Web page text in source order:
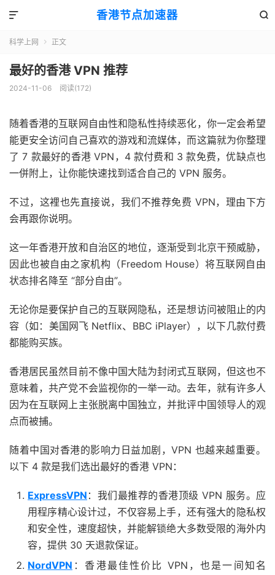
香港节点加速器 

科学上网  正文
最好的香港 VPN 推荐
2024-11-06 阅读(172)
随着香港的互联网自由性和隐私性持续恶化，你一定会希望
能更安全访问自己喜欢的游戏和流媒体，而这篇就为你整理
了 7 款最好的香港 VPN，4 款付费和 3 款免费，优缺点也
一併附上，让你能快速找到适合自己的 VPN 服务。
不过，这裡也先直接说，我们不推荐免费 VPN，理由下方
会再跟你说明。
这一年香港开放和自治区的地位，逐渐受到北京干预威胁，
因此也被自由之家机构（Freedom House）将互联网自由
状态排名降至 “部分自由”。
无论你是要保护自己的互联网隐私，还是想访问被阻止的内
容（如：美国网飞 Netflix、BBC iPlayer），以下几款付费
都能购买族。
香港居民虽然目前不像中国大陆为封闭式互联网，但这也不
意味着，共产党不会监视你的一举一动。去年，就有许多人
因为在互联网上主张脱离中国独立，并批评中国领导人的观
点而被捕。
随着中国对香港的影响力日益加剧，VPN 也越来越重要。
以下 4 款是我们选出最好的香港 VPN：
ExpressVPN ：我们最推荐的香港顶级 VPN 服务。应
用程序精心设计过，不仅容易上手，还有强大的隐私权
和安全性，速度超快，并能解锁绝大多数受限的海外内
容，提供 30 天退款保证。
NordVPN ：香港最佳性价比 VPN，也是一间知名